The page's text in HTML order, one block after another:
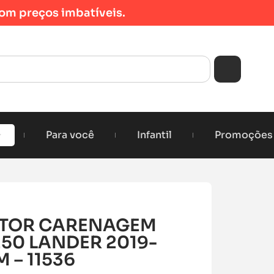
preços imbatíveis.
Para você Infantil Promoções
CARENAGEM
LANDER 2019-
– 11536